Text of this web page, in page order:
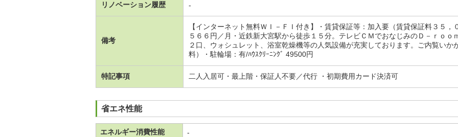
リノベーション履歴 -
備考
【インターネット無料ＷＩ－ＦＩ付き】・賃貸保証等：加入要（賃貸保証料３５，
５６６円／月・近鉄新大宮駅から徒歩１５分。テレビＣＭでおなじみのＤ－ｒｏｏ
２口、ウォシュレット、浴室乾燥機等の人気設備が充実しております。ご内覧い
料）・駐輪場：有/ﾊｳｽｸﾘｰﾆﾝｸﾞ 49500円
特記事項 二人入居可・最上階・保証人不要／代行 ・初期費用カード決済可
省エネ性能
エネルギー消費性能 -